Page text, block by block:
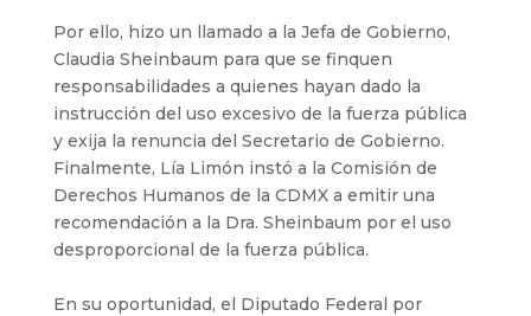
Por ello, hizo un llamado a la Jefa de Gobierno,
Claudia Sheinbaum para que se finquen
responsabilidades a quienes hayan dado la
instrucción del uso excesivo de la fuerza pública
y exija la renuncia del Secretario de Gobierno.
Finalmente, Lía Limón instó a la Comisión de
Derechos Humanos de la CDMX a emitir una
recomendación a la Dra. Sheinbaum por el uso
desproporcional de la fuerza pública.
En su oportunidad, el Diputado Federal por